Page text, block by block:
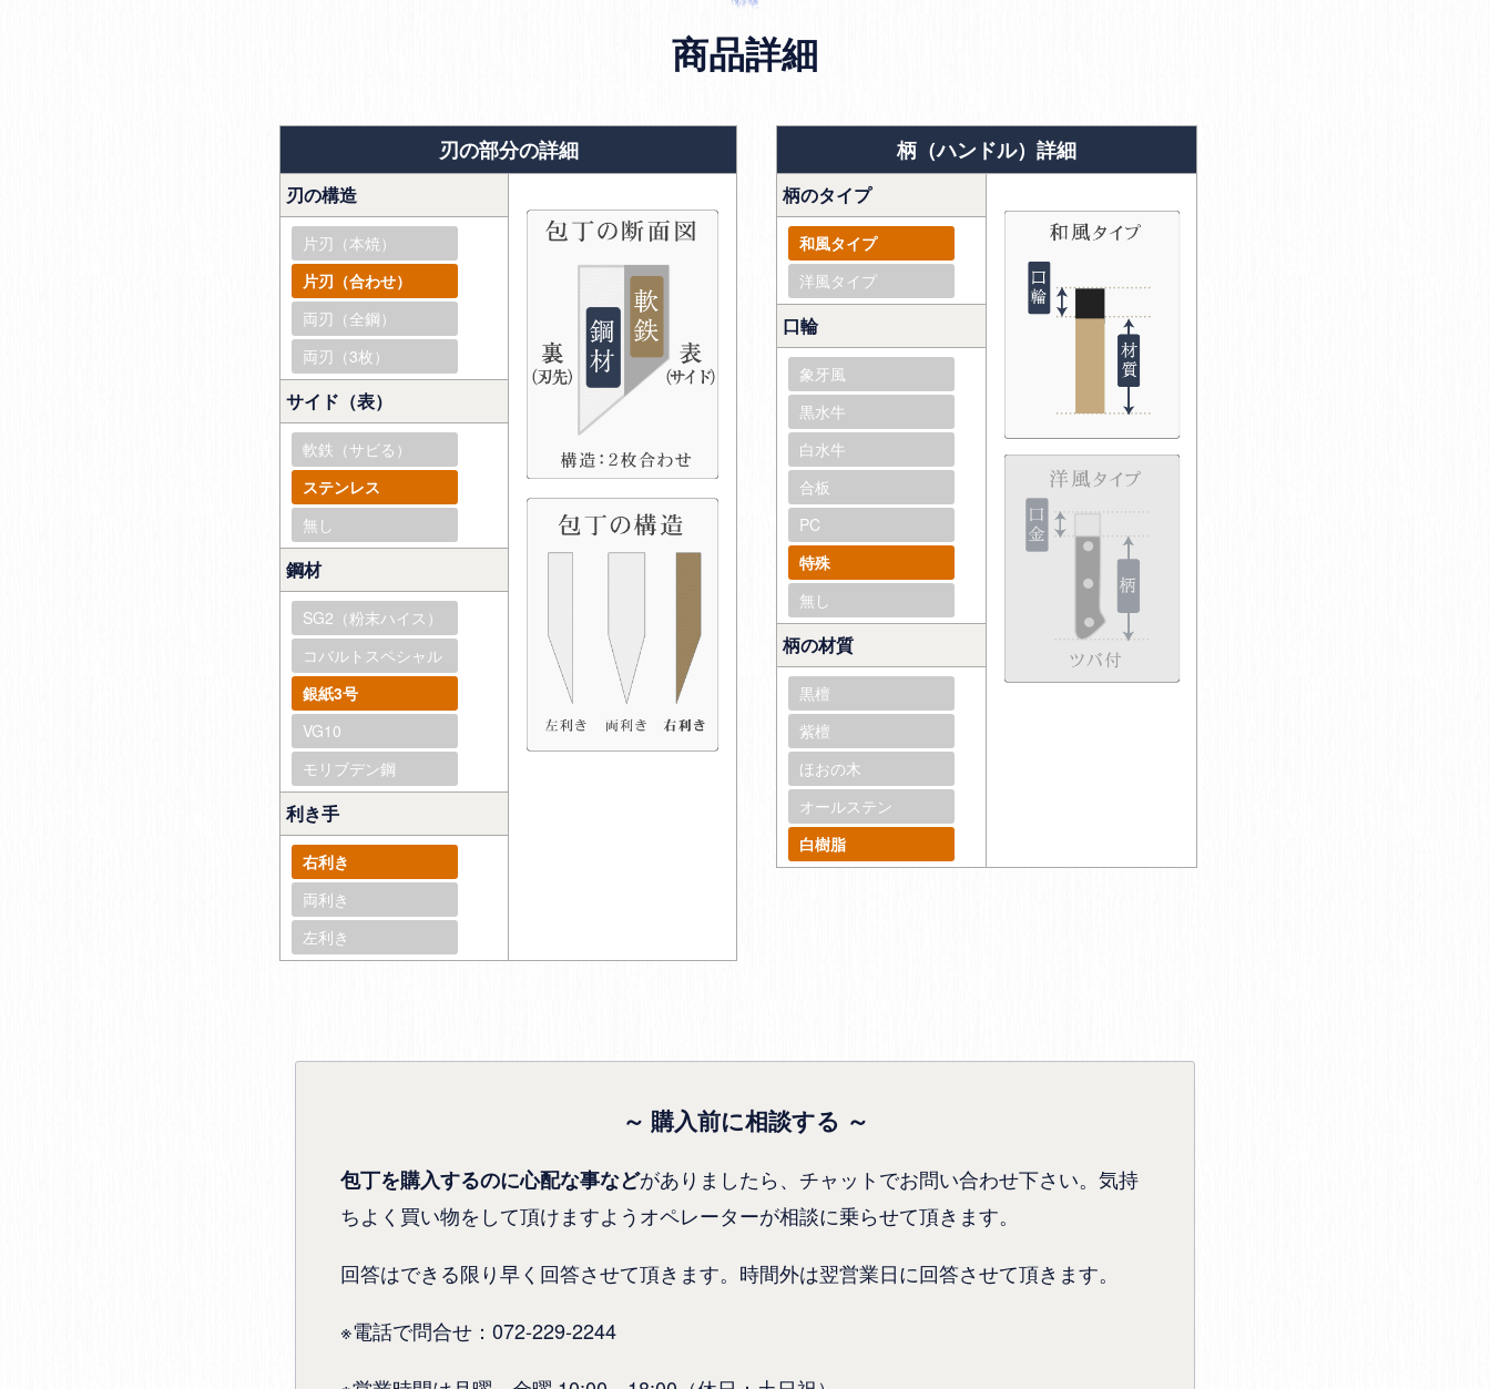
商品詳細
刃の部分の詳細
刃の構造
片刃（本焼）
片刃（合わせ）
両刃（全鋼）
両刃（3枚）
サイド（表）
軟鉄（サビる）
ステンレス
無し
鋼材
SG2（粉末ハイス）
コバルトスペシャル
銀紙3号
VG10
モリブデン鋼
利き手
右利き
両利き
左利き
柄（ハンドル）詳細
柄のタイプ
和風タイプ
洋風タイプ
口輪
象牙風
黒水牛
白水牛
合板
PC
特殊
無し
柄の材質
黒檀
紫檀
ほおの木
オールステン
白樹脂
～ 購入前に相談する ～
包丁を購入するのに心配な事などがありましたら、チャットでお問い合わせ下さい。気持
ちよく買い物をして頂けますようオペレーターが相談に乗らせて頂きます。
回答はできる限り早く回答させて頂きます。時間外は翌営業日に回答させて頂きます。
※電話で問合せ：072-229-2244